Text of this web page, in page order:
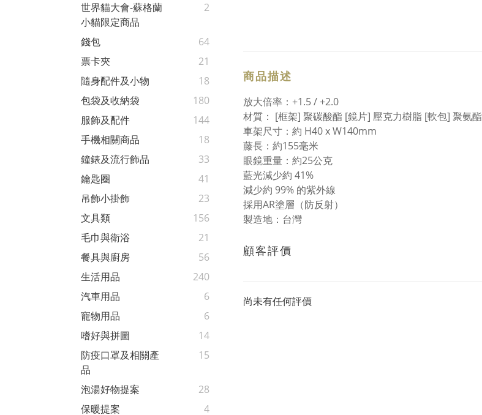
世界貓大會-蘇格蘭
小貓限定商品
2
錢包
64
票卡夾
21
隨身配件及小物
18
包袋及收納袋
180
服飾及配件
144
手機相關商品
18
鐘錶及流行飾品
33
鑰匙圈
41
吊飾小掛飾
23
文具類
156
毛巾與衛浴
21
餐具與廚房
56
生活用品
240
汽車用品
6
寵物用品
6
嗜好與拼圖
14
防疫口罩及相關產
品
15
泡湯好物提案
28
保暖提案
4
商品描述
放大倍率：+1.5 / +2.0
材質： [框架] 聚碳酸酯 [鏡片] 壓克力樹脂 [軟包] 聚氨酯
車架尺寸：約 H40 x W140mm
藤長：約155毫米
眼鏡重量：約25公克
藍光減少約 41%
減少約 99% 的紫外線
採用AR塗層（防反射）
製造地：台灣
顧客評價
尚未有任何評價